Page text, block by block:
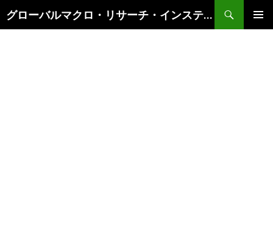
グローバルマクロ・リサーチ・インスティテュート
索